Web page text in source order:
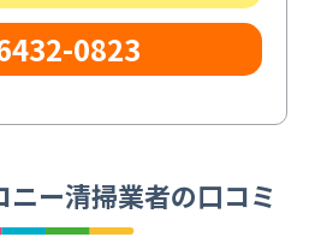
0823
ー清掃業者の口コミ